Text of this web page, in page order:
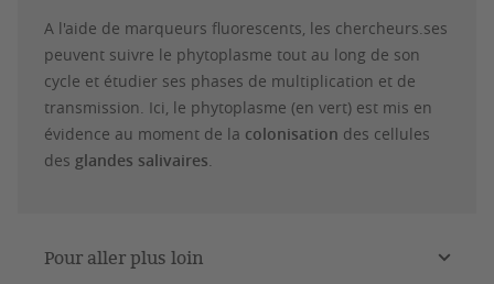
A l'aide de marqueurs fluorescents, les chercheurs.ses
peuvent suivre le phytoplasme tout au long de son
cycle et étudier ses phases de multiplication et de
transmission. Ici, le phytoplasme (en vert) est mis en
évidence au moment de la colonisation des cellules
des glandes salivaires.
Pour aller plus loin